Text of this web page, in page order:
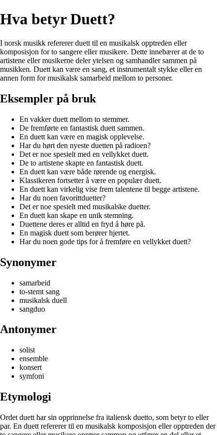
Hva betyr Duett?
I norsk musikk refererer duett til en musikalsk opptreden eller
komposisjon for to sangere eller musikere. Dette innebærer at de to
artistene eller musikerne deler ytelsen og samhandler sammen på
musikken. Duett kan være en sang, et instrumentalt stykke eller en
annen form for musikalsk samarbeid mellom to personer.
Eksempler på bruk
En vakker duett mellom to stemmer.
De fremførte en fantastisk duett sammen.
En duett kan være en magisk opplevelse.
Har du hørt den nyeste duetten på radioen?
Det er noe spesielt med en vellykket duett.
De to artistene skapte en fantastisk duett.
En duett kan være både rørende og energisk.
Klassikeren fortsetter å være en populær duett.
En duett kan virkelig vise frem talentene til begge artistene.
Har du noen favorittduetter?
Det er noe spesielt med musikalske duetter.
En duett kan skape en unik stemning.
Duettene deres er alltid en fryd å høre på.
En magisk duett som berører hjertet.
Har du noen gode tips for å fremføre en vellykket duett?
Synonymer
samarbeid
to-stemt sang
musikalsk duell
sangduo
Antonymer
solist
ensemble
konsert
symfoni
Etymologi
Ordet duett har sin opprinnelse fra italiensk duetto, som betyr to eller
par. En duett refererer til en musikalsk komposisjon eller opptreden der